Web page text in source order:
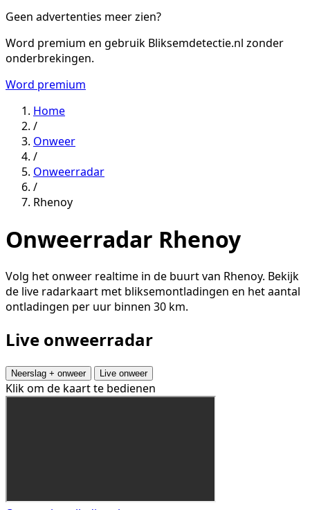
Geen advertenties meer zien?
Word premium en gebruik Bliksemdetectie.nl zonder
onderbrekingen.
Word premium
Home
/
Onweer
/
Onweerradar
/
Rhenoy
Onweerradar Rhenoy
Volg het onweer realtime in de buurt van Rhenoy. Bekijk
de live radarkaart met bliksemontladingen en het aantal
ontladingen per uur binnen 30 km.
Live onweerradar
Neerslag + onweer Live onweer
Klik om de kaart te bedienen